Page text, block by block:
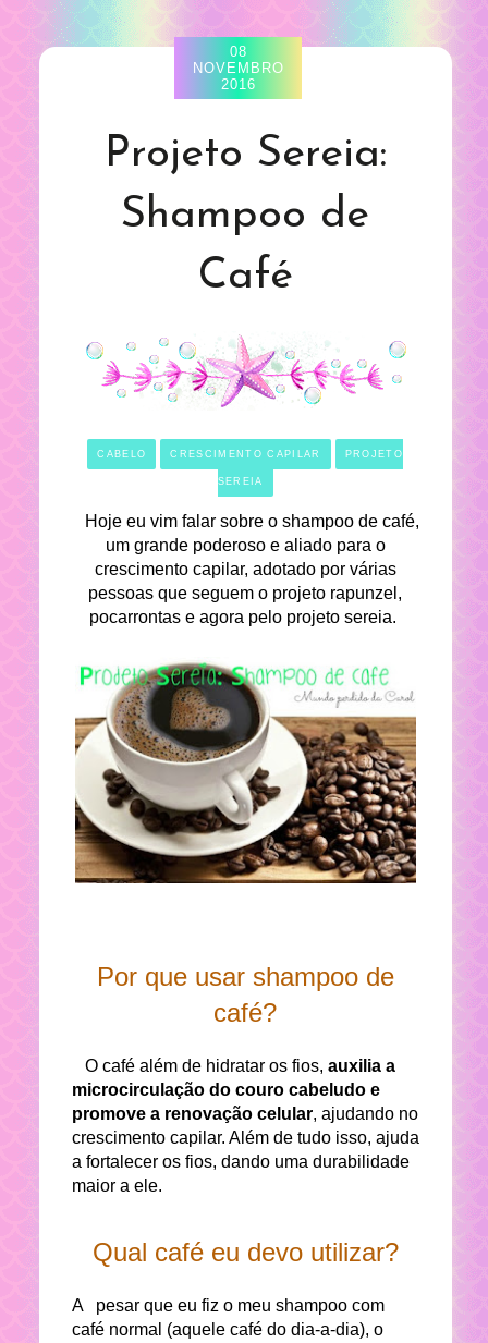
08
NOVEMBRO
2016
Projeto Sereia:
Shampoo de
Café
CABELO CRESCIMENTO CAPILAR PROJETO
SEREIA
Hoje eu vim falar sobre o shampoo de café,
um grande poderoso e aliado para o
crescimento capilar, adotado por várias
pessoas que seguem o projeto rapunzel,
pocarrontas e agora pelo projeto sereia.
Por que usar shampoo de
café?
O café além de hidratar os fios, auxilia a
microcirculação do couro cabeludo e
promove a renovação celular, ajudando no
crescimento capilar. Além de tudo isso, ajuda
a fortalecer os fios, dando uma durabilidade
maior a ele.
Qual café eu devo utilizar?
A pesar que eu fiz o meu shampoo com
café normal (aquele café do dia-a-dia), o